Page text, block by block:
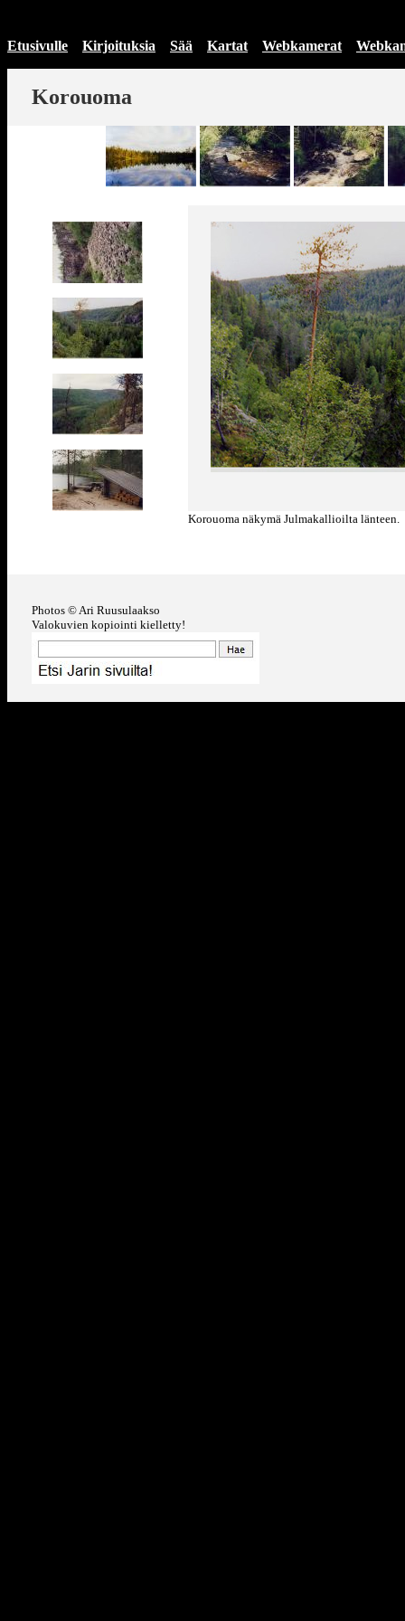
Etusivulle Kirjoituksia Sää Kartat Webkamerat
Korouoma
Korouoma näkymä Julmakallioilta länteen.
Photos © Ari Ruusulaakso
Valokuvien kopiointi kielletty!